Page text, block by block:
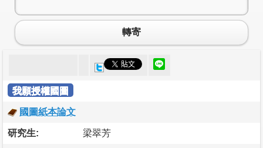
轉寄
我願授權國圖
國圖紙本論文
研究生: 梁翠芳